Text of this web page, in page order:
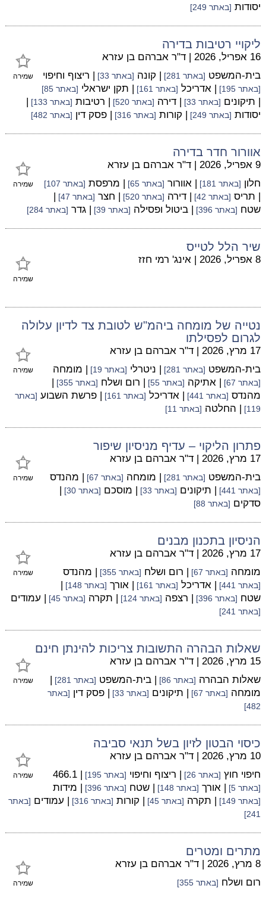
יסודות [באתר 249]
ליקויי רטיבות בדירה
שמירה
16 אפריל, 2026 | ד"ר אברהם בן עזרא
בית-המשפט [באתר 281] | קונה [באתר 33] | ריצוף וחיפוי
[באתר 195] | אדריכל [באתר 161] | תקן ישראלי [באתר 85]
| תיקונים [באתר 33] | דירה [באתר 520] | רטיבות [באתר 133]
|
יסודות [באתר 249] | קורות [באתר 316] | פסק דין [באתר 482]
אוורור חדר בדירה
שמירה
9 אפריל, 2026 | ד"ר אברהם בן עזרא
חלון [באתר 181] | אוורור [באתר 65] | מרפסת [באתר 107]
| תריס [באתר 42] | דירה [באתר 520] | חצר [באתר 47]
|
שטח [באתר 396] | ביטול ופסילה [באתר 39] | גדר [באתר 284]
שיר הלל לטייס
שמירה
8 אפריל, 2026 | אינג' רמי חזז
נטייה של מומחה ביהמ"ש לטובת צד לדיון עלולה
לגרום לפסילתו
שמירה
17 מרץ, 2026 | ד"ר אברהם בן עזרא
בית-המשפט [באתר 281] | ניטרלי [באתר 19] | מומחה
[באתר 67] | אתיקה [באתר 55] | רום ושלח [באתר 355]
|
מהנדס [באתר 441] | אדריכל [באתר 161] | פרשת השבוע [באתר
119]
| החלטה [באתר 11]
פתרון הליקוי – עדיף מניסיון שיפור
שמירה
17 מרץ, 2026 | ד"ר אברהם בן עזרא
בית-המשפט [באתר 281] | מומחה [באתר 67] | מהנדס
[באתר 441] | תיקונים [באתר 33] | מוסכם [באתר 30]
|
סדקים [באתר 88]
הניסיון בתכנון מבנים
שמירה
17 מרץ, 2026 | ד"ר אברהם בן עזרא
מומחה [באתר 67] | רום ושלח [באתר 355] | מהנדס
[באתר 441] | אדריכל [באתר 161] | אורך [באתר 148]
|
שטח [באתר 396] | רצפה [באתר 124] | תקרה [באתר 45] | עמודים
[באתר 241]
שאלות הבהרה התשובות צריכות להינתן חינם
שמירה
15 מרץ, 2026 | ד"ר אברהם בן עזרא
שאלות הבהרה [באתר 86] | בית-המשפט [באתר 281]
|
מומחה [באתר 67] | תיקונים [באתר 33] | פסק דין [באתר
482]
כיסוי הבטון לזיון בשל תנאי סביבה
שמירה
10 מרץ, 2026 | ד"ר אברהם בן עזרא
חיפוי חוץ [באתר 26] | ריצוף וחיפוי [באתר 195] | 466.1
[באתר 5] | אורך [באתר 148] | שטח [באתר 396] | מידות
[באתר 149] | תקרה [באתר 45] | קורות [באתר 316] | עמודים [באתר
241]
מתרים ומטרים
שמירה
8 מרץ, 2026 | ד"ר אברהם בן עזרא
רום ושלח [באתר 355]